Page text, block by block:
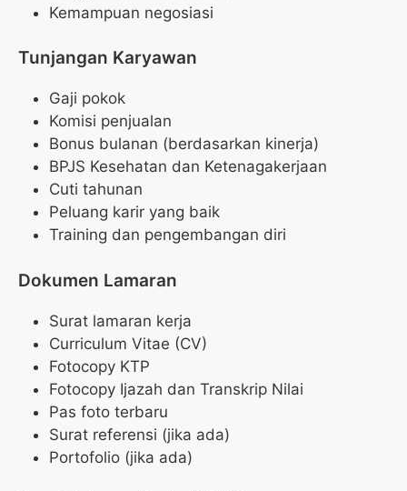
Kemampuan negosiasi
Tunjangan Karyawan
Gaji pokok
Komisi penjualan
Bonus bulanan (berdasarkan kinerja)
BPJS Kesehatan dan Ketenagakerjaan
Cuti tahunan
Peluang karir yang baik
Training dan pengembangan diri
Dokumen Lamaran
Surat lamaran kerja
Curriculum Vitae (CV)
Fotocopy KTP
Fotocopy Ijazah dan Transkrip Nilai
Pas foto terbaru
Surat referensi (jika ada)
Portofolio (jika ada)